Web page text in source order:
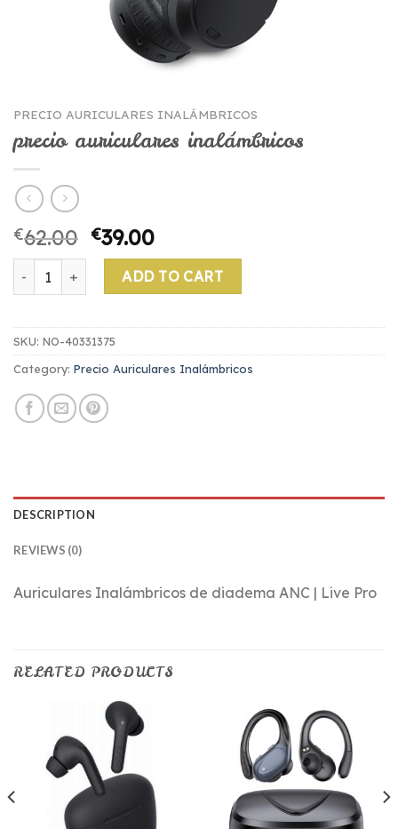
PRECIO AURICULARES INALÁMBRICOS
precio auriculares inalámbricos
€62.00 €39.00
precio auriculares inalámbricos quantity
ADD TO CART
SKU: NO-40331375
Category: Precio Auriculares Inalámbricos
DESCRIPTION
REVIEWS (0)
Auriculares Inalámbricos de diadema ANC | Live Pro
RELATED PRODUCTS